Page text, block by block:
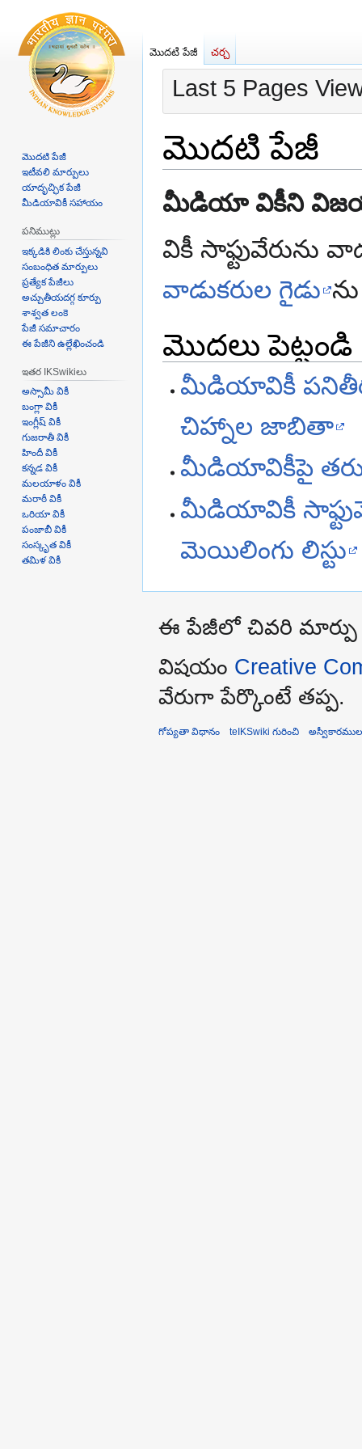
Last 5 Pages
మొదటి పేజీ
Jump
to
Jump
to
మీడియా వికీని
వికీ
వాడుకరుల గైడు
మొదలు పెట్టండి
మీడియావికీ
చిహ్నాల జాబితా
మీడియావికీపై
మీడియావికీ
మెయిలింగు లిస్టు
మొదటి పేజీ చర్చ
మొదటి పేజీ
ఇటీవలి మార్పులు
యాదృచ్ఛిక పేజీ
మీడియావికీ సహాయం
పనిముట్లు
ఇక్కడికి లింకు చేస్తున్నవి
సంబంధిత మార్పులు
ప్రత్యేక పేజీలు
అచ్చుతీయదగ్గ కూర్పు
శాశ్వత లంకె
పేజీ సమాచారం
ఈ పేజీని ఉల్లేఖించండి
ఇతర IKSwikiలు
అస్సామీ వికీ
బంగ్లా వికీ
ఇంగ్లీష్ వికీ
గుజరాతీ వికీ
హిందీ వికీ
కన్నడ వికీ
మలయాళం వికీ
మరాఠీ వికీ
ఒరియా వికీ
పంజాబీ వికీ
సంస్కృత వికీ
తమిళ వికీ
ఈ పేజీలో చివరి మార్పు
విషయం Creative
వేరుగా పేర్కొంటే తప్ప.
గోప్యతా విధానం teIKSwiki గురించి